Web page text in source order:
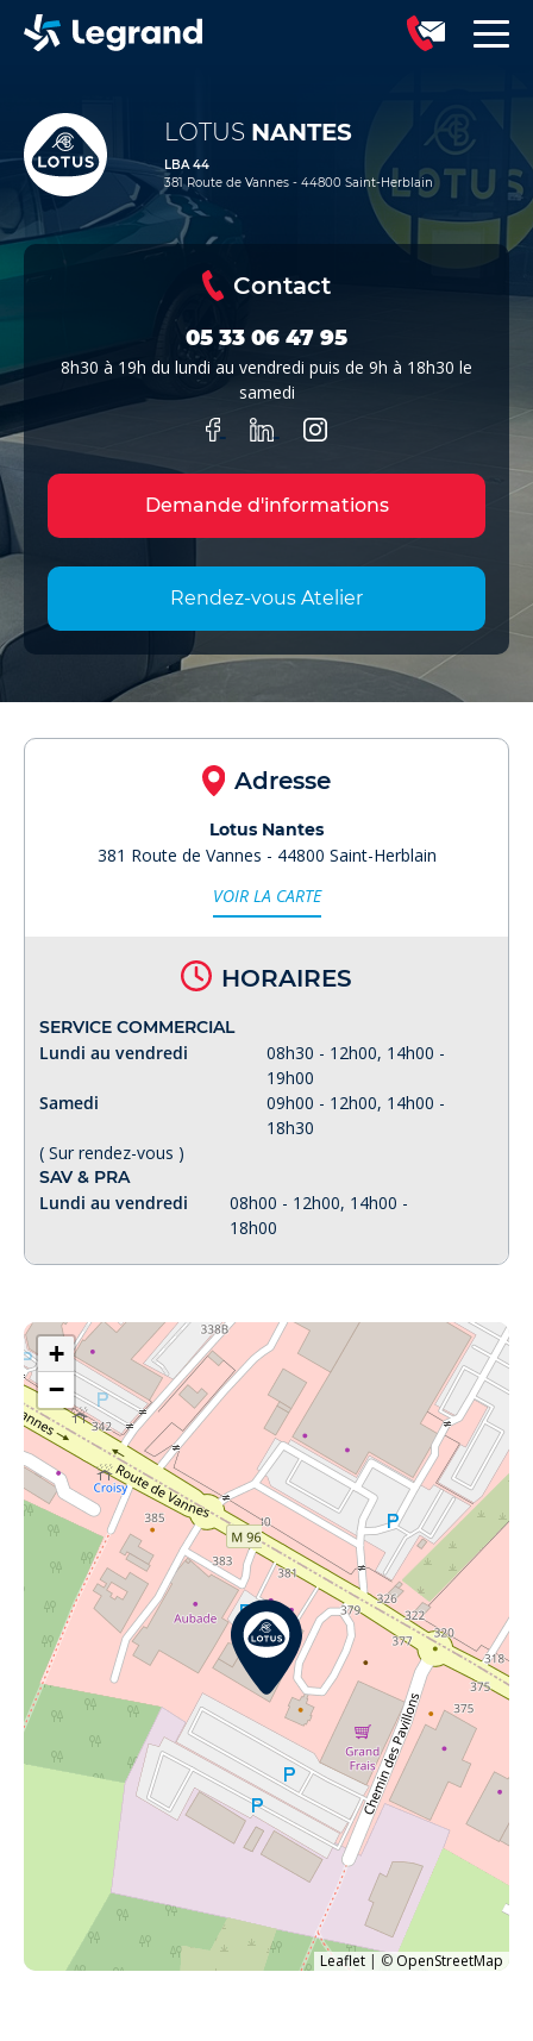
LOTUS NANTES
LBA 44
381 Route de Vannes - 44800 Saint-Herblain
Contact
05 33 06 47 95
8h30 à 19h du lundi au vendredi puis de 9h à 18h30 le
samedi
Demande d'informations
Rendez-vous Atelier
+
−
Leaflet | ©OpenStreetMap
Adresse
Lotus Nantes
381 Route de Vannes - 44800 Saint-Herblain
VOIR LA CARTE
HORAIRES
SERVICE COMMERCIAL
Lundi au vendredi
08h30 - 12h00, 14h00 -
19h00
Samedi
09h00 - 12h00, 14h00 -
18h30
( Sur rendez-vous )
SAV & PRA
Lundi au vendredi
08h00 - 12h00, 14h00 -
18h00